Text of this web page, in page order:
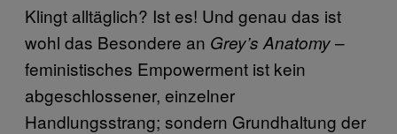
Klingt alltäglich? Ist es! Und genau das ist
wohl das Besondere an Grey’s Anatomy–
feministisches Empowerment ist kein
abgeschlossener, einzelner
Handlungsstrang; sondern Grundhaltung der